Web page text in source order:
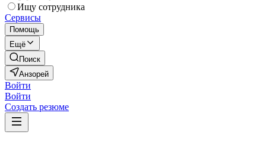
Ищу сотрудника
Сервисы
Помощь
Ещё
Поиск
Анзорей
Войти
Войти
Создать резюме